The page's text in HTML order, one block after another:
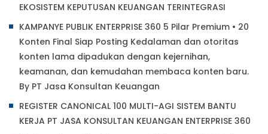
EKOSISTEM KEPUTUSAN KEUANGAN TERINTEGRASI
KAMPANYE PUBLIK ENTERPRISE 360 5 Pilar Premium • 20
Konten Final Siap Posting Kedalaman dan otoritas
konten lama dipadukan dengan kejernihan,
keamanan, dan kemudahan membaca konten baru.
By PT Jasa Konsultan Keuangan
REGISTER CANONICAL 100 MULTI-AGI SISTEM BANTU
KERJA PT JASA KONSULTAN KEUANGAN ENTERPRISE 360